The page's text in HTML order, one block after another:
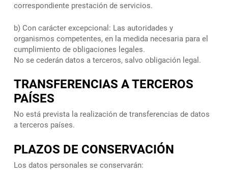
correspondiente prestación de servicios.
b) Con carácter excepcional: Las autoridades y
organismos competentes, en la medida necesaria para el
cumplimiento de obligaciones legales.
No se cederán datos a terceros, salvo obligación legal.
TRANSFERENCIAS A TERCEROS
PAÍSES
No está prevista la realización de transferencias de datos
a terceros países.
PLAZOS DE CONSERVACIÓN
Los datos personales se conservarán: